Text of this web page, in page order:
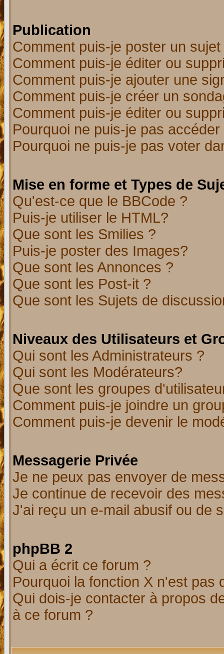
Publication
Comment puis-je poster un
Comment puis-je éditer ou
Comment puis-je ajouter une
Comment puis-je créer un
Comment puis-je éditer ou
Pourquoi ne puis-je pas
Pourquoi ne puis-je pas voter
Mise en forme et Types de
Qu'est-ce que le BBCode ?
Puis-je utiliser le HTML?
Que sont les Smilies ?
Puis-je poster des Images?
Que sont les Annonces ?
Que sont les Post-it ?
Que sont les Sujets de
Niveaux des Utilisateurs et
Qui sont les Administrateurs ?
Qui sont les Modérateurs?
Que sont les groupes
Comment puis-je joindre un
Comment puis-je devenir le
Messagerie Privée
Je ne peux pas envoyer de
Je continue de recevoir des
J'ai reçu un e-mail abusif ou de
phpBB 2
Qui a écrit ce forum ?
Pourquoi la fonction X n'est pas
Qui dois-je contacter à propos
à ce forum ?